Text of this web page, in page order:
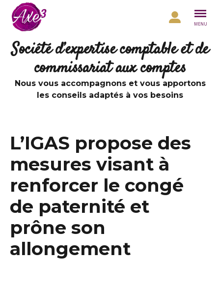
Aller au contenu
MENU
Société d’expertise comptable et de
commissariat aux comptes
Nous vous accompagnons et vous apportons
les conseils adaptés à vos besoins
L’IGAS propose des
mesures visant à
renforcer le congé
de paternité et
prône son
allongement